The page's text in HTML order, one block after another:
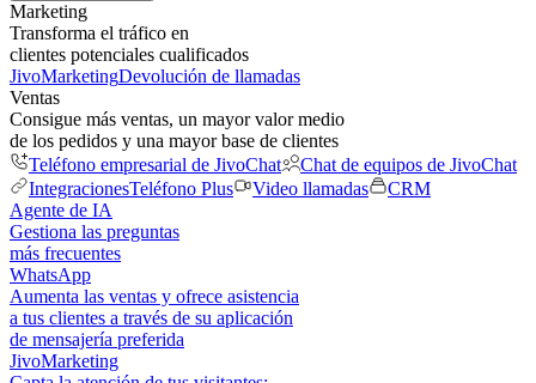
Marketing
Transforma el tráfico en
clientes potenciales cualificados
JivoMarketingDevolución de llamadas
Ventas
Consigue más ventas, un mayor valor medio
de los pedidos y una mayor base de clientes
Teléfono empresarial de JivoChat
Chat de equipos de JivoChat
IntegracionesTeléfono Plus Video llamadas
CRM
Agente de IA
Gestiona las preguntas
más frecuentes
WhatsApp
Aumenta las ventas y ofrece asistencia
a tus clientes a través de su aplicación
de mensajería preferida
JivoMarketing